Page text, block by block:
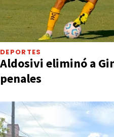
DEPORTES
Aldosivi eliminó a
penales